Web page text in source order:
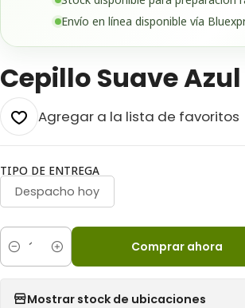
Envío en línea disponible vía
Cepillo Suave
Agregar a la lista de favoritos
TIPO DE ENTREGA
Despacho hoy
Cantidad
Comprar ahora
Mostrar stock de ubicaciones